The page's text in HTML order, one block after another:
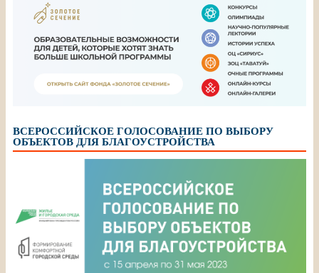
ВСЕРОССИЙСКОЕ ГОЛОСОВАНИЕ ПО ВЫБОРУ
ОБЪЕКТОВ ДЛЯ БЛАГОУСТРОЙСТВА